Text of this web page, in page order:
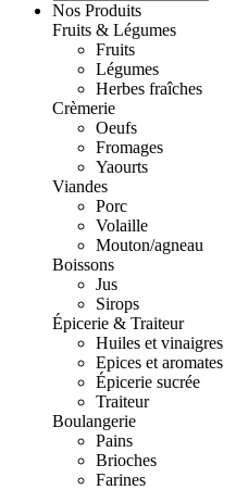
Nos Produits
Fruits & Légumes
Fruits
Légumes
Herbes fraîches
Crèmerie
Oeufs
Fromages
Yaourts
Viandes
Porc
Volaille
Mouton/agneau
Boissons
Jus
Sirops
Épicerie & Traiteur
Huiles et vinaigres
Epices et aromates
Épicerie sucrée
Traiteur
Boulangerie
Pains
Brioches
Farines